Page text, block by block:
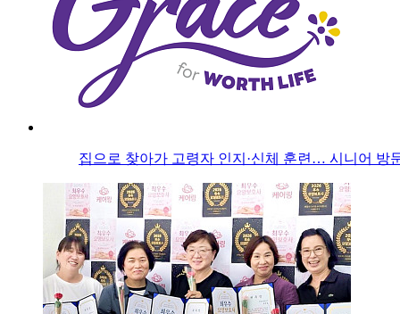
집으로 찾아가 고령자 인지·신체 훈련… 시니어 방